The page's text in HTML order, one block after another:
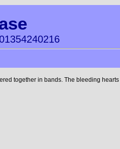
together in bands. The bleeding